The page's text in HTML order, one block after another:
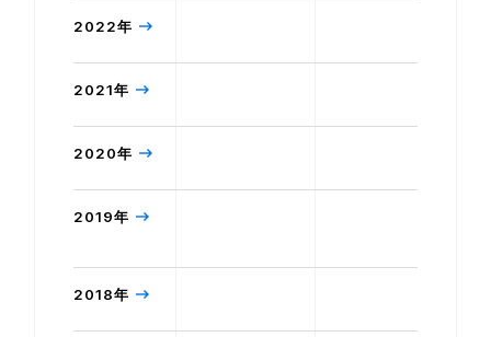
2022年
2021年
2020年
2019年
2018年